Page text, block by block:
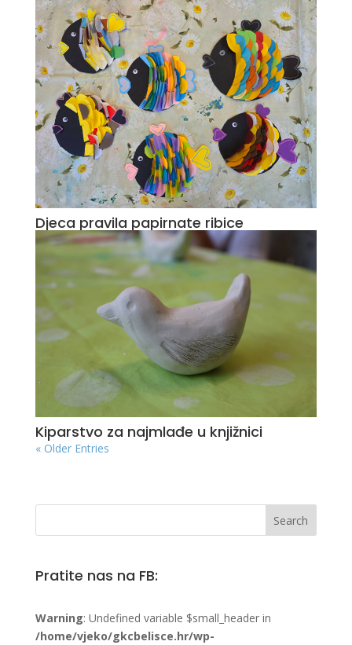
Djeca pravila papirnate ribice
Kiparstvo za najmlađe u knjižnici
« Older Entries
Pratite nas na FB:
Warning: Undefined variable $small_header in
/home/vjeko/gkcbelisce.hr/wp-